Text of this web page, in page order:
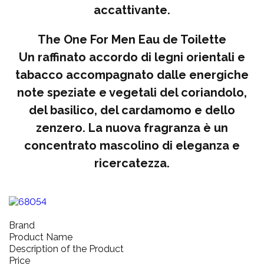
accattivante.
The One For Men Eau de Toilette
Un raffinato accordo di legni orientali e
tabacco accompagnato dalle energiche
note speziate e vegetali del coriandolo,
del basilico, del cardamomo e dello
zenzero. La nuova fragranza è un
concentrato mascolino di eleganza e
ricercatezza.
Brand
Product Name
Description of the Product
Price